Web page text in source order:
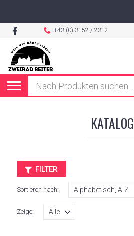
+43 (0) 3152 / 2312
KATALOG
FILTER
Sortieren nach:
Zeige: